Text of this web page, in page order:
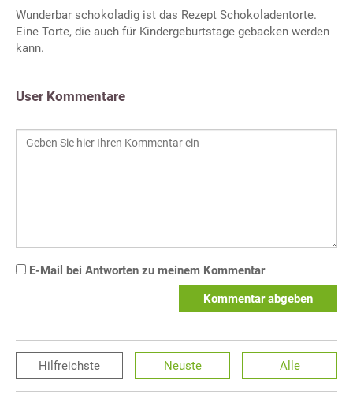
Wunderbar schokoladig ist das Rezept Schokoladentorte.
Eine Torte, die auch für Kindergeburtstage gebacken werden
kann.
User Kommentare
E-Mail bei Antworten zu meinem Kommentar
Kommentar abgeben
Hilfreichste Neuste Alle